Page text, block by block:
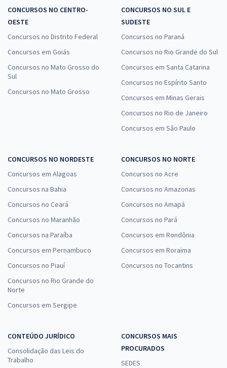
CONCURSOS NO CENTRO-
OESTE
Concursos no Distrito Federal
Concursos em Goiás
Concursos no Mato Grosso do
Sul
Concursos no Mato Grosso
CONCURSOS NO SUL E
SUDESTE
Concursos no Paraná
Concursos no Rio Grande do Sul
Concursos em Santa Catarina
Concursos no Espírito Santo
Concursos em Minas Gerais
Concursos no Rio de Janeiro
Concursos em São Paulo
CONCURSOS NO NORDESTE
Concursos em Alagoas
Concursos na Bahia
Concursos no Ceará
Concursos no Maranhão
Concursos na Paraíba
Concursos em Pernambuco
Concursos no Piauí
Concursos no Rio Grande do
Norte
Concursos em Sergipe
CONCURSOS NO NORTE
Concursos no Acre
Concursos no Amazonas
Concursos no Amapá
Concursos no Pará
Concursos em Rondônia
Concursos em Roraima
Concursos no Tocantins
CONTEÚDO JURÍDICO
Consolidação das Leis do
Trabalho
CONCURSOS MAIS
PROCURADOS
SEDES